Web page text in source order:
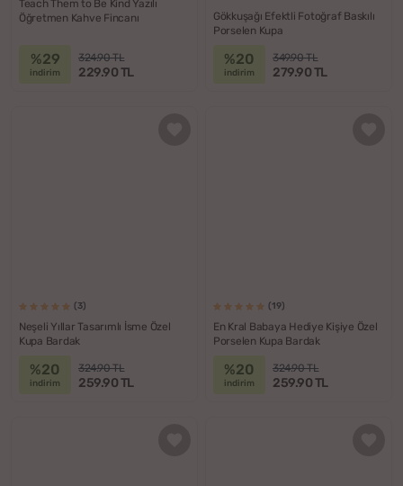
Teach Them to Be Kind Yazılı
Öğretmen Kahve Fincanı
%29
indirim
324.90 TL
229.90 TL
Gökkuşağı Efektli Fotoğraf Baskılı
Porselen Kupa
%20
indirim
349.90 TL
279.90 TL
(3)
Neşeli Yıllar Tasarımlı İsme Özel
Kupa Bardak
%20
indirim
324.90 TL
259.90 TL
(19)
En Kral Babaya Hediye Kişiye Özel
Porselen Kupa Bardak
%20
indirim
324.90 TL
259.90 TL